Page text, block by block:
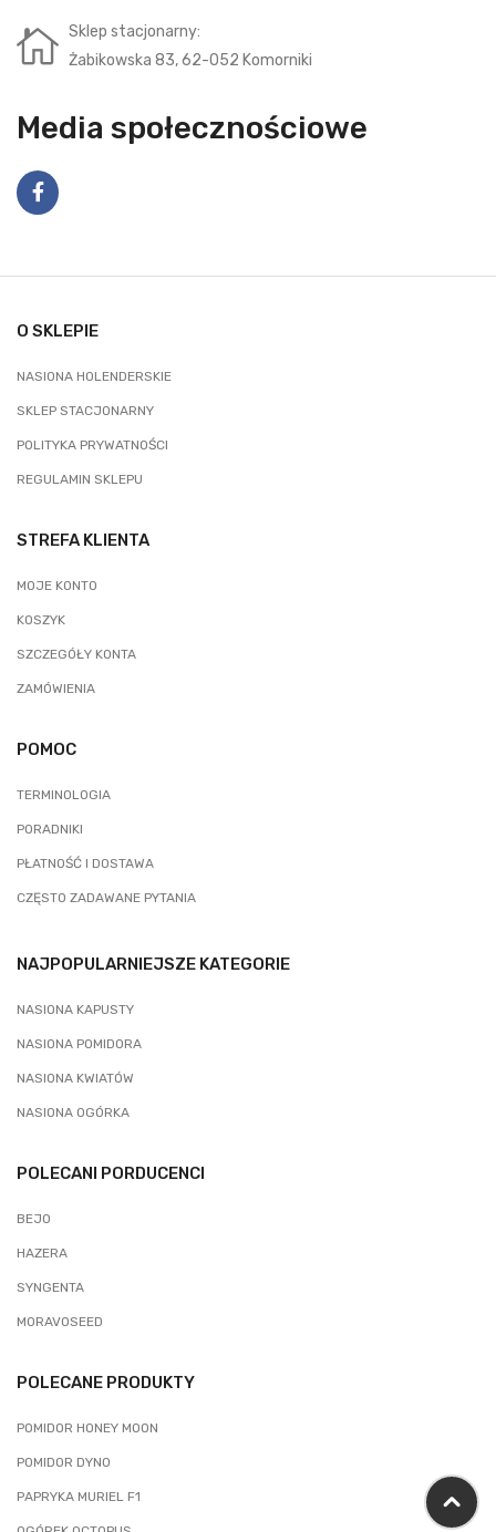
Sklep stacjonarny:
Żabikowska 83, 62-052 Komorniki
Media społecznościowe
O SKLEPIE
NASIONA HOLENDERSKIE
SKLEP STACJONARNY
POLITYKA PRYWATNOŚCI
REGULAMIN SKLEPU
STREFA KLIENTA
MOJE KONTO
KOSZYK
SZCZEGÓŁY KONTA
ZAMÓWIENIA
POMOC
TERMINOLOGIA
PORADNIKI
PŁATNOŚĆ I DOSTAWA
CZĘSTO ZADAWANE PYTANIA
NAJPOPULARNIEJSZE KATEGORIE
NASIONA KAPUSTY
NASIONA POMIDORA
NASIONA KWIATÓW
NASIONA OGÓRKA
POLECANI PORDUCENCI
BEJO
HAZERA
SYNGENTA
MORAVOSEED
POLECANE PRODUKTY
POMIDOR HONEY MOON
POMIDOR DYNO
PAPRYKA MURIEL F1